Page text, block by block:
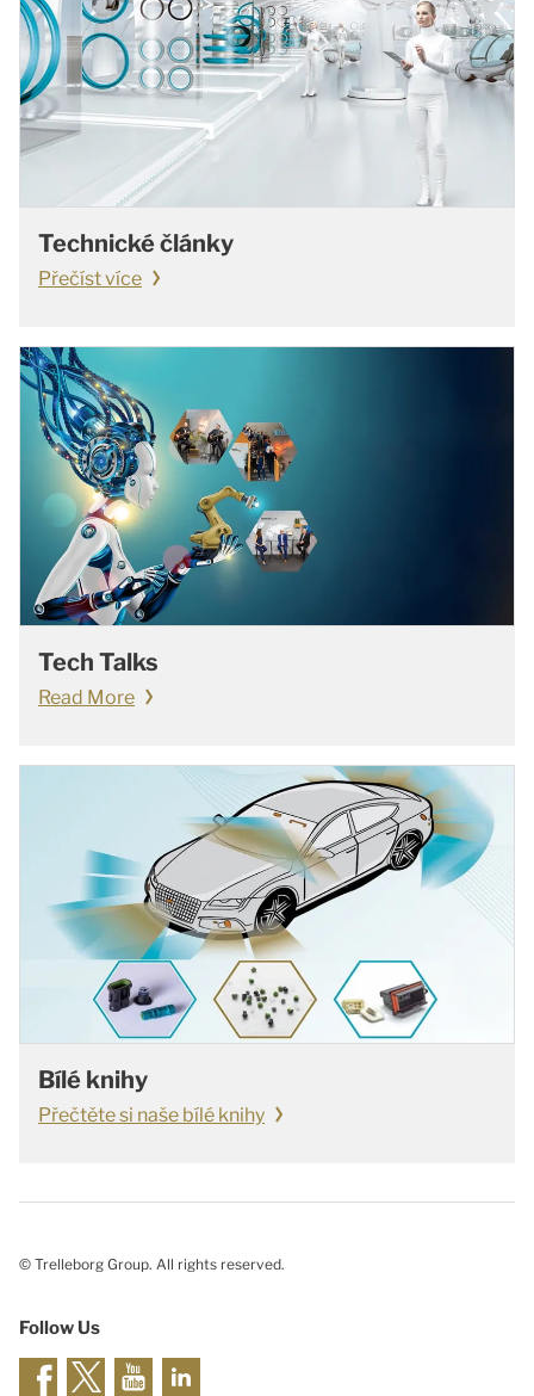
Technické články
Přečíst více
Tech Talks
Read More
Bílé knihy
Přečtěte si naše bílé knihy
© Trelleborg Group. All rights reserved.
Follow Us